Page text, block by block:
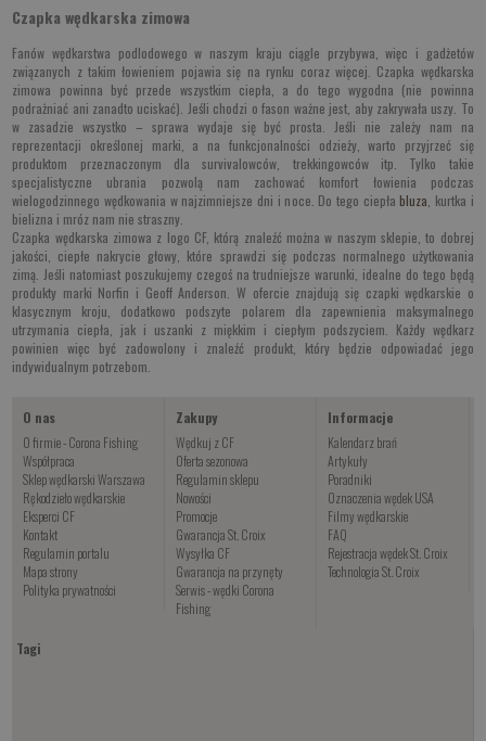
Czapka wędkarska zimowa
Fanów wędkarstwa podlodowego w naszym kraju ciągle przybywa, więc i gadżetów
związanych z takim łowieniem pojawia się na rynku coraz więcej. Czapka wędkarska
zimowa powinna być przede wszystkim ciepła, a do tego wygodna (nie powinna
podrażniać ani zanadto uciskać). Jeśli chodzi o fason ważne jest, aby zakrywała uszy. To
w zasadzie wszystko – sprawa wydaje się być prosta. Jeśli nie zależy nam na
reprezentacji określonej marki, a na funkcjonalności odzieży, warto przyjrzeć się
produktom przeznaczonym dla survivalowców, trekkingowców itp. Tylko takie
specjalistyczne ubrania pozwolą nam zachować komfort łowienia podczas
wielogodzinnego wędkowania w najzimniejsze dni i noce. Do tego ciepła bluza , kurtka i
bielizna i mróz nam nie straszny.
Czapka wędkarska zimowa z logo CF, którą znaleźć można w naszym sklepie, to dobrej
jakości, ciepłe nakrycie głowy, które sprawdzi się podczas normalnego użytkowania
zimą. Jeśli natomiast poszukujemy czegoś na trudniejsze warunki, idealne do tego będą
produkty marki Norfin i Geoff Anderson. W ofercie znajdują się czapki wędkarskie o
klasycznym kroju, dodatkowo podszyte polarem dla zapewnienia maksymalnego
utrzymania ciepła, jak i uszanki z miękkim i ciepłym podszyciem. Każdy wędkarz
powinien więc być zadowolony i znaleźć produkt, który będzie odpowiadać jego
indywidualnym potrzebom.
O nas
O firmie - Corona Fishing
Współpraca
Sklep wędkarski Warszawa
Rękodzieło wędkarskie
Eksperci CF
Kontakt
Regulamin portalu
Mapa strony
Polityka prywatności
Zakupy
Wędkuj z CF
Oferta sezonowa
Regulamin sklepu
Nowości
Promocje
Gwarancja St. Croix
Wysyłka CF
Gwarancja na przynęty
Serwis - wędki Corona
Fishing
Informacje
Kalendarz brań
Artykuły
Poradniki
Oznaczenia wędek USA
Filmy wędkarskie
FAQ
Rejestracja wędek St. Croix
Technologia St. Croix
Tagi